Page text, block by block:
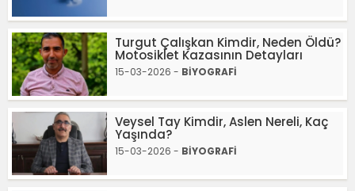
Turgut Çalışkan Kimdir, Neden Öldü?
Motosiklet Kazasının Detayları
15-03-2026 - BİYOGRAFİ
Veysel Tay Kimdir, Aslen Nereli, Kaç
Yaşında?
15-03-2026 - BİYOGRAFİ